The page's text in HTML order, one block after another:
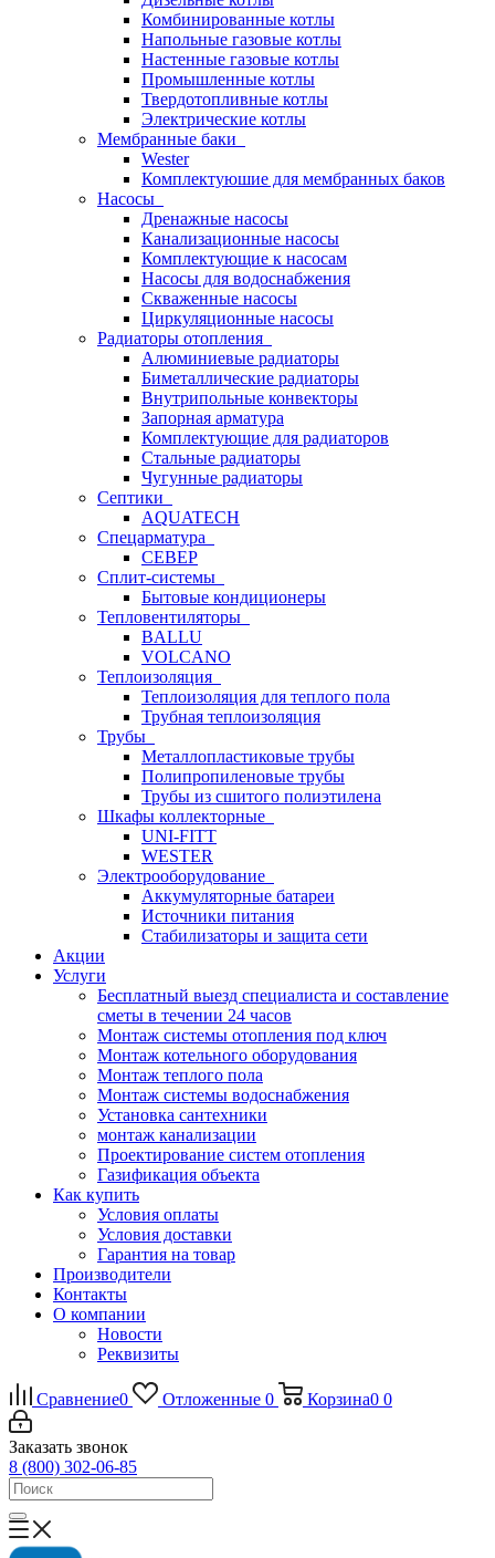
Комбинированные котлы
Напольные газовые котлы
Настенные газовые котлы
Промышленные котлы
Твердотопливные котлы
Электрические котлы
Мембранные баки
Wester
Комплектуюшие для мембранных баков
Насосы
Дренажные насосы
Канализационные насосы
Комплектующие к насосам
Насосы для водоснабжения
Скваженные насосы
Циркуляционные насосы
Радиаторы отопления
Алюминиевые радиаторы
Биметаллические радиаторы
Внутрипольные конвекторы
Запорная арматура
Комплектующие для радиаторов
Стальные радиаторы
Чугунные радиаторы
Септики
AQUATECH
Спецарматура
СЕВЕР
Сплит-системы
Бытовые кондиционеры
Тепловентиляторы
BALLU
VOLCANO
Теплоизоляция
Теплоизоляция для теплого пола
Трубная теплоизоляция
Трубы
Металлопластиковые трубы
Полипропиленовые трубы
Трубы из сшитого полиэтилена
Шкафы коллекторные
UNI-FITT
WESTER
Электрооборудование
Аккумуляторные батареи
Источники питания
Стабилизаторы и защита сети
Акции
Услуги
Бесплатный выезд специалиста и составление
сметы в течении 24 часов
Монтаж системы отопления под ключ
Монтаж котельного оборудования
Монтаж теплого пола
Монтаж системы водоснабжения
Установка сантехники
монтаж канализации
Проектирование систем отопления
Газификация объекта
Как купить
Условия оплаты
Условия доставки
Гарантия на товар
Производители
Контакты
О компании
Новости
Реквизиты
Сравнение0 Отложенные 0 Корзина0 0
Заказать звонок
8 (800) 302-06-85